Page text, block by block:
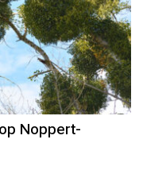
Noppert-